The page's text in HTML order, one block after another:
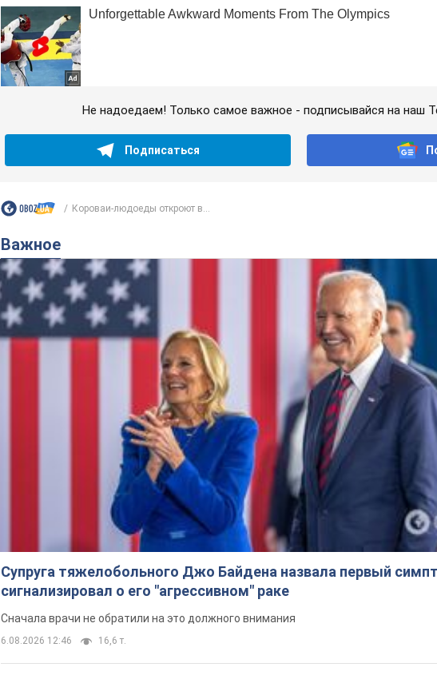
Не надоедаем! Только самое важное - подписывайся на наш
Подписаться
Короваи-людоеды откроют в...
Важное
Супруга тяжелобольного Джо Байдена назвала первый
сигнализировал о его "агрессивном" раке
Сначала врачи не обратили на это должного внимания
6.08.2026 12:46 16,6 т.